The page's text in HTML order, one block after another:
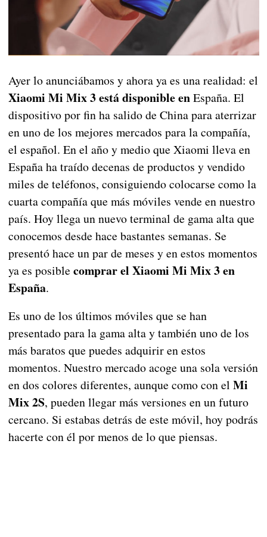
Ayer lo anunciábamos y ahora ya es una realidad: el
Xiaomi Mi Mix 3 está disponible enEspaña. El
dispositivo por fin ha salido de China para aterrizar
en uno de los mejores mercados para la compañía,
el español. En el año y medio que Xiaomi lleva en
España ha traído decenas de productos y vendido
miles de teléfonos, consiguiendo colocarse como la
cuarta compañía que más móviles vende en nuestro
país. Hoy llega un nuevo terminal de gama alta que
conocemos desde hace bastantes semanas. Se
presentó hace un par de meses y en estos momentos
ya es posible comprar el Xiaomi Mi Mix 3 en
España.
Es uno de los últimos móviles que se han
presentado para la gama alta y también uno de los
más baratos que puedes adquirir en estos
momentos. Nuestro mercado acoge una sola versión
en dos colores diferentes, aunque como con el Mi
Mix 2S, pueden llegar más versiones en un futuro
cercano. Si estabas detrás de este móvil, hoy podrás
hacerte con él por menos de lo que piensas.